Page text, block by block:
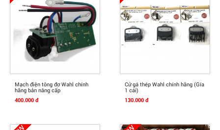
Mua Ngay
Mạch điện tông đơ Wahl chính
hãng bản nâng cấp
400.000 đ
Mua Ngay
Cử gá thép Wahl chính hãng (Gía
1 cái)
130.000 đ